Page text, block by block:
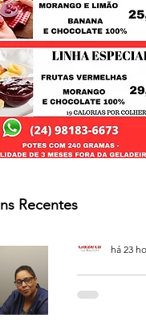
Recentes
'CAFÉ
há 23